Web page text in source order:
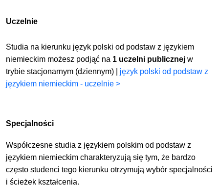
Uczelnie
Studia na kierunku język polski od podstaw z językiem
niemieckim możesz podjąć na 1 uczelni publicznej w
trybie stacjonarnym (dziennym) | język polski od podstaw z
językiem niemieckim - uczelnie >
Specjalności
Współczesne studia z językiem polskim od podstaw z
językiem niemieckimcharakteryzują się tym, że bardzo
często studenci tego kierunku otrzymują wybór specjalności
i ścieżek kształcenia.